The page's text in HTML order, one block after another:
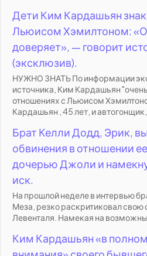
Дети Ким Кардашьян
Льюисом Хэмилтоном:
доверяет», — говорит
(эксклюзив).
НУЖНО ЗНАТЬ По информации
источника, Ким Кардашьян
отношениях с Льюисом
Кардашьян , 45 лет, и автогонщик,
Брат Келли Додд, Эрик,
обвинения в отношении
дочерью Джоли и
иск.
На прошлой неделе в интервью
Меза, резко раскритиковал свою
Левенталя. Намекая на
Ким Кардашьян «в полном